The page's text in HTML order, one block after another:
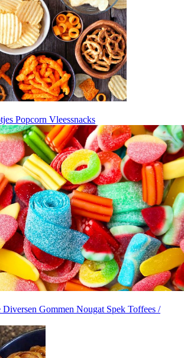
Popcorn Vleessnacks
Diversen Gommen Nougat Spek Toffees /